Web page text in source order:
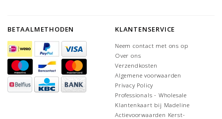
BETAALMETHODEN KLANTENSERVICE
Neem contact met ons op
Over ons
Verzendkosten
Algemene voorwaarden
Privacy Policy
Professionals - Wholesale
Klantenkaart bij Madeline
Actievoorwaarden Kerst-